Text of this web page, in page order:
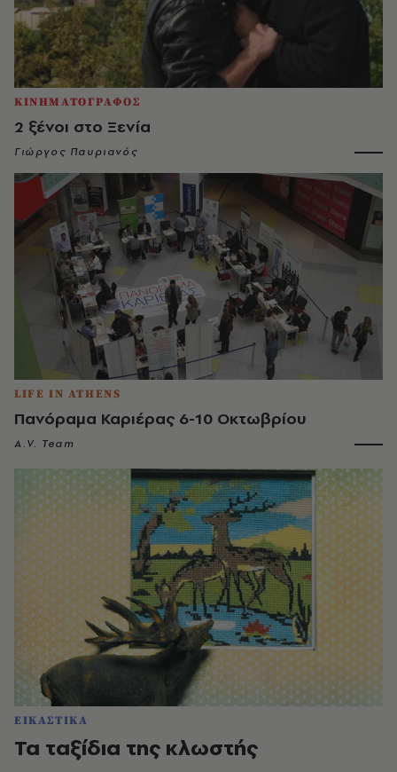
ΚΙΝΗΜΑΤΟΓΡΑΦΟΣ
2 ξένοι στο Ξενία
Γιώργος Παυριανός
LIFE IN ATHENS
Πανόραμα Καριέρας 6-10 Οκτωβρίου
A.V. Team
ΕΙΚΑΣΤΙΚΑ
Τα ταξίδια της κλωστής